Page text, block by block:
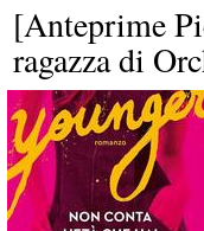
[Anteprime
ragazza di